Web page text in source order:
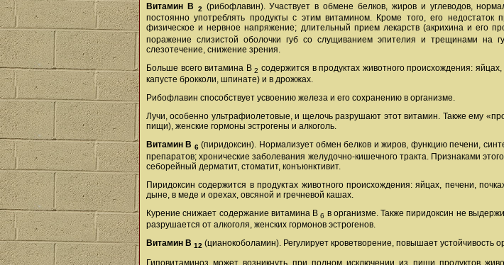
Витамин B 2 (рибофлавин). Участвует в обмене белков, жиров и углеводов,
постоянно употреблять продукты с этим витамином. Кроме того, его
физическое и нервное напряжение; длительный прием лекарств (акрихина и его
поражение слизистой оболочки губ со слущиванием эпителия и трещинами на
слезотечение, снижение зрения.
Больше всего витамина В2 содержится в продуктах животного происхождения:
капусте брокколи, шпинате) и в дрожжах.
Рибофлавин способствует усвоению железа и его сохранению в организме.
Лучи, особенно ультрафиолетовые, и щелочь разрушают этот витамин. Также ему
пищи), женские гормоны эстрогены и алкоголь.
Витамин В 6 (пиридоксин). Нормализует обмен белков и жиров, функцию печени,
препаратов; хронические заболевания желудочно-кишечного тракта. Признаками
себорейный дерматит, стоматит, конъюнктивит.
Пиридоксин содержится в продуктах животного происхождения: яйцах, печени,
дыне, в меде и орехах, овсяной и гречневой кашах.
Курение снижает содержание витамина B6 в организме. Также пиридоксин не
разрушается от алкоголя, женских гормонов эстрогенов.
Витамин В 12 (цианокоболамин). Регулирует кроветворение, повышает